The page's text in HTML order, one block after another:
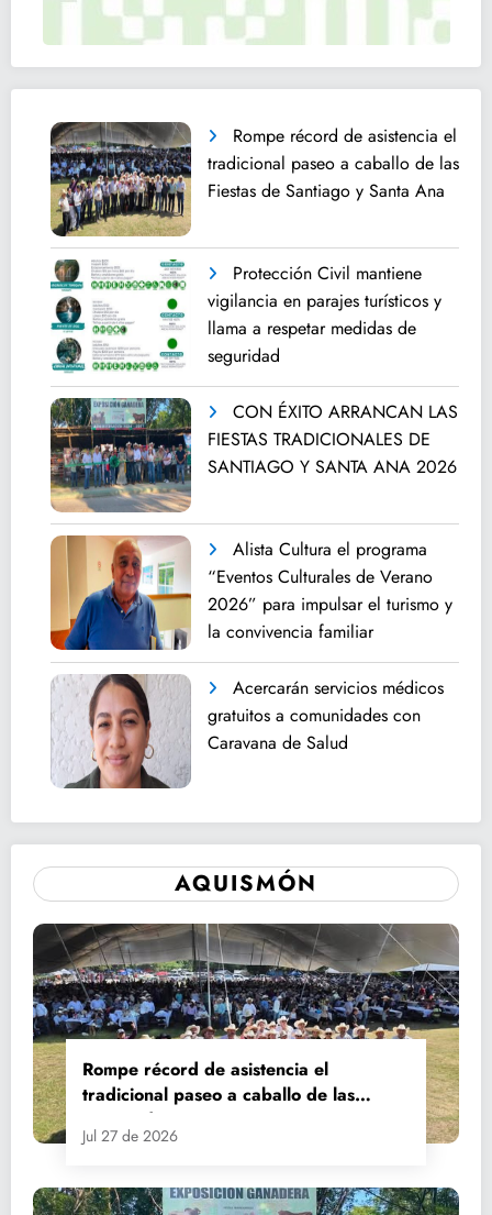
Rompe récord de asistencia el
tradicional paseo a caballo de las
Fiestas de Santiago y Santa Ana
Protección Civil mantiene
vigilancia en parajes turísticos y
llama a respetar medidas de
seguridad
CON ÉXITO ARRANCAN LAS
FIESTAS TRADICIONALES DE
SANTIAGO Y SANTA ANA 2026
Alista Cultura el programa
“Eventos Culturales de Verano
2026” para impulsar el turismo y
la convivencia familiar
Acercarán servicios médicos
gratuitos a comunidades con
Caravana de Salud
AQUISMÓN
Rompe récord de asistencia el
tradicional paseo a caballo de las
Fiestas de Santiago y Santa Ana
Jul 27 de 2026